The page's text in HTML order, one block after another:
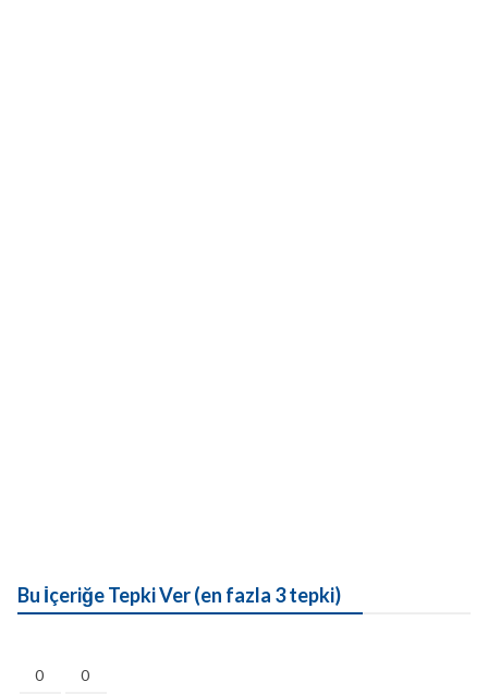
Bu İçeriğe Tepki Ver (en fazla 3 tepki)
0 0